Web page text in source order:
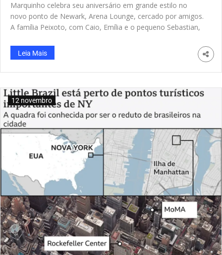
Marquinho celebra seu aniversário em grande estilo no
novo ponto de Newark, Arena Lounge, cercado por amigos.
A família Peixoto, com Caio, Emília e o pequeno Sebastian,
novembro, como Leandro Silva e Brunna com seu pai,
Claudio, ganham destaque. Felicitações a todos
Leia Mais
12 novembro